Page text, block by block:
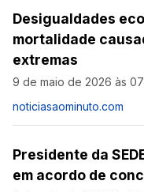
Desigualdades
mortalidade
extremas
9 de maio de 2026 às
noticiasaominuto.com
Presidente da
em acordo de